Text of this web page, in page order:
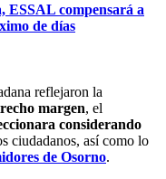
ESSAL compensará a
de días
reflejaron la
margen, el
considerando
ciudadanos, así como lo
de Osorno.